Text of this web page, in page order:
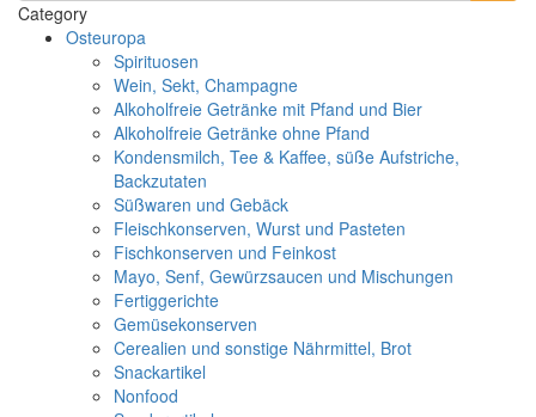
Category
Osteuropa
Spirituosen
Wein, Sekt, Champagne
Alkoholfreie Getränke mit Pfand und Bier
Alkoholfreie Getränke ohne Pfand
Kondensmilch, Tee & Kaffee, süße Aufstriche,
Backzutaten
Süßwaren und Gebäck
Fleischkonserven, Wurst und Pasteten
Fischkonserven und Feinkost
Mayo, Senf, Gewürzsaucen und Mischungen
Fertiggerichte
Gemüsekonserven
Cerealien und sonstige Nährmittel, Brot
Snackartikel
Nonfood